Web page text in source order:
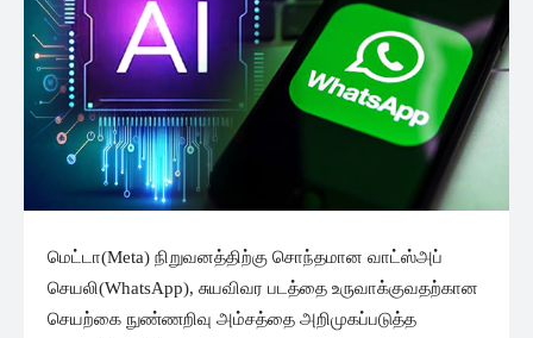
மெட்டா(Meta) நிறுவனத்திற்கு சொந்தமான வாட்ஸ்அப்
செயலி(WhatsApp), சுயவிவர படத்தை உருவாக்குவதற்கான
செயற்கை நுண்ணறிவு அம்சத்தை அறிமுகப்படுத்த